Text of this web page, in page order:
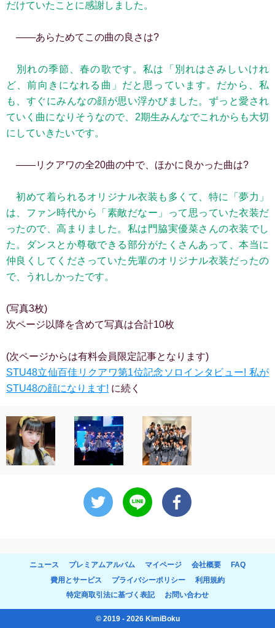
だけていたことに感謝しました。
――あらためてこの曲の良さは?
別れの季節、春の歌です。私は「別れはさみしいけれ
ど、前向きになれる曲」だと思っています。だから、私
も、すぐにみんなの顔が思い浮かびました。ずっと愛され
ていく曲になりそうなので、2期生みんなでこれからも大切
にしていきたいです。
――リクアワの全20曲の中で、ほかに良かった曲は?
初めて着られるオリジナル衣装も多くて、特に「夢力」
は、ファン時代から「素敵だなー」って思っていた衣装だ
ったので、高まりました。私は門脇実優菜さんの衣装でし
た。ダンスとか尊敬できる部分がたくさんあって、本当に
仲良くしてくださっていた先輩のオリジナル衣装だったの
で、うれしかったです。
(写真3枚)
次ページ以降を含めて写真は合計10枚
(次ページからは有料会員限定記事となります)
STU48立仙百佳リクアワ第1位記念ソロインタビュー! 私が
STU48の顔になります! に続く
ニュース プレミアムアルバム マイページ 会社概要
FAQ
費用とサービス
プライバシーポリシー
利用規約
特定商取引法に基づく表記
お問い合わせ
© 2019 - 2026 KimiBoku